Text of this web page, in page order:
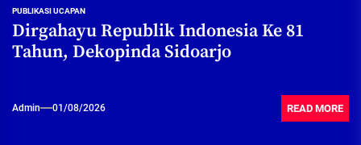
PUBLIKASI UCAPAN
Dirgahayu Republik Indonesia Ke 81
Tahun, Dekopinda Sidoarjo
Admin 01/08/2026 READ MORE